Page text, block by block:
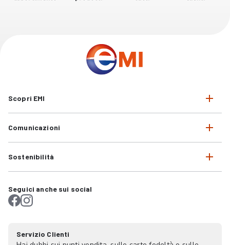
Scopri EMI
Comunicazioni
Sostenibilità
Seguici anche sui social
Servizio Clienti